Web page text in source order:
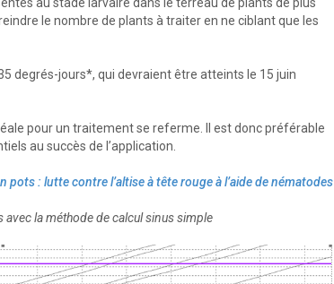
le nombre de plants à traiter en ne ciblant que les
degrés-jours*, qui devraient être atteints le 15 juin
pour un traitement se referme. Il est donc préférable
au succès de l’application.
pots : lutte contre l’altise à tête rouge à l’aide de nématodes
avec la méthode de calcul sinus simple